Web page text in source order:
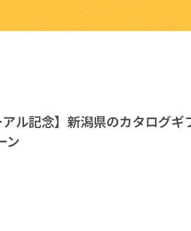
ル記念】新潟県のカタログギ
ン